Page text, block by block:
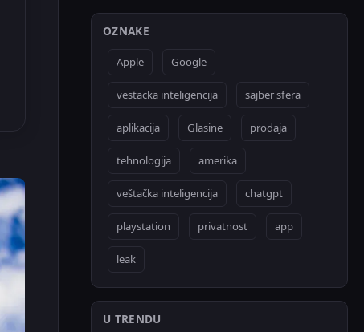
OZNAKE
Apple Google
vestacka inteligencija sajber sfera
aplikacija Glasine prodaja
tehnologija amerika
veštačka inteligencija chatgpt
playstation privatnost app
leak
U TRENDU